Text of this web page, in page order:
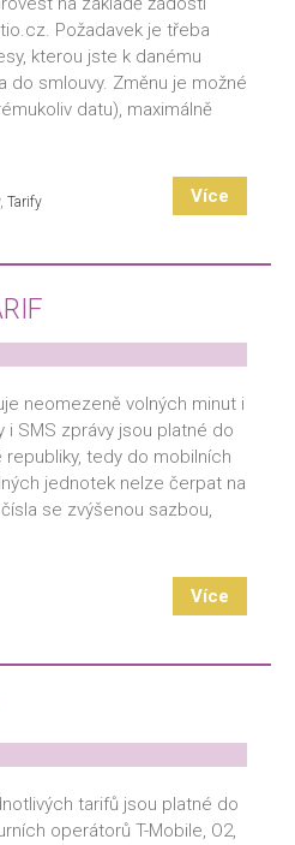
Požadavek je třeba
kterou jste k danému
do smlouvy. Změnu je možné
datu), maximálně
, Tarify Více
neomezeně volných minut i
i SMS zprávy jsou platné do
tedy do mobilních
jednotek nelze čerpat na
se zvýšenou sazbou,
Více
tarifů jsou platné do
operátorů T-Mobile, O2,